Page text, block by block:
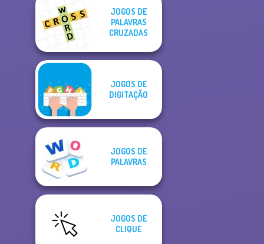
JOGOS DE
PALAVRAS
CRUZADAS
JOGOS DE
DIGITAÇÃO
JOGOS DE
PALAVRAS
JOGOS DE
CLIQUE